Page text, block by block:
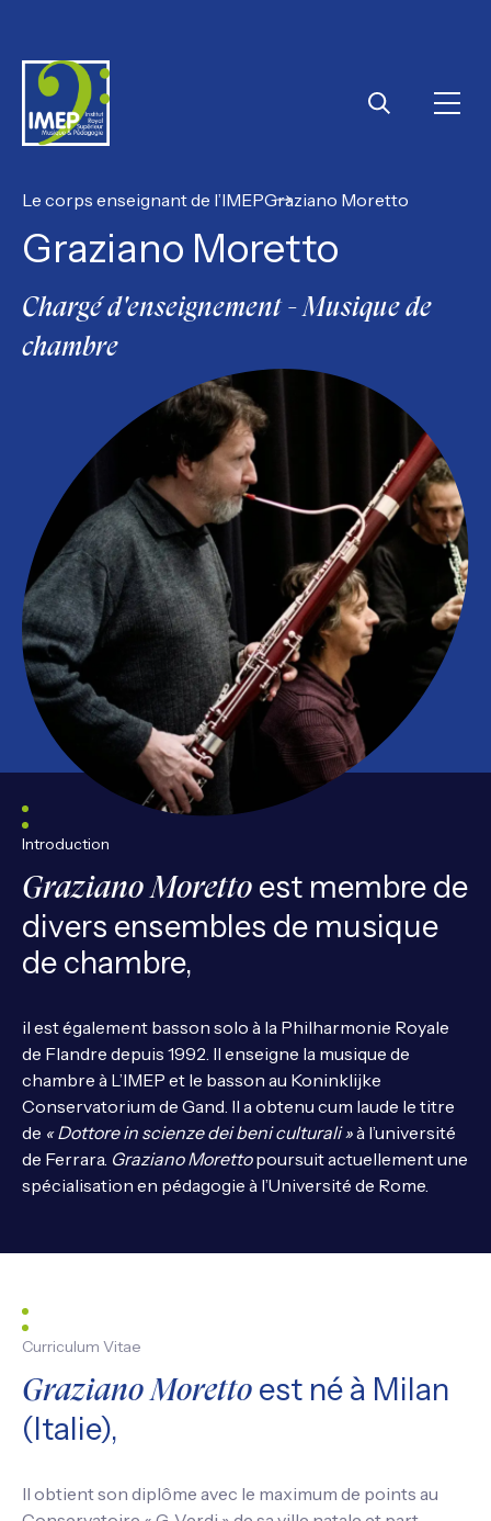
Le corps enseignant de l’IMEPGraziano Moretto
Graziano Moretto
Chargé d'enseignement - Musique de
chambre
Introduction
Graziano Moretto est membre de
divers ensembles de musique
de chambre,
il est également basson solo à la Philharmonie Royale
de Flandre depuis 1992. Il enseigne la musique de
chambre à L’IMEP et le basson au Koninklijke
Conservatorium de Gand. Il a obtenu cum laude le titre
de « Dottore in scienze dei beni culturali »à l’université
de Ferrara. Graziano Morettopoursuit actuellement une
spécialisation en pédagogie à l’Université de Rome.
Curriculum Vitae
Graziano Moretto est né à Milan
(Italie),
Il obtient son diplôme avec le maximum de points au